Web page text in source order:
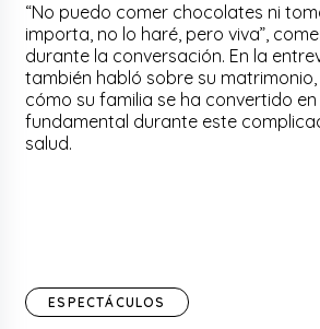
“No puedo comer chocolates ni
importa, no lo haré, pero viva”,
durante la conversación. En la
también habló sobre su
cómo su familia se ha convertido
fundamental durante este
salud.
ESPECTÁCULOS